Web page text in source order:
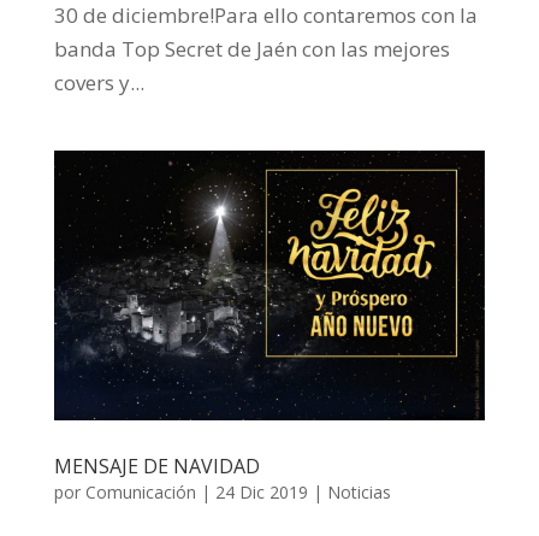
30 de diciembre!Para ello contaremos con la
banda Top Secret de Jaén con las mejores
covers y...
MENSAJE DE NAVIDAD
por Comunicación | 24 Dic 2019 | Noticias